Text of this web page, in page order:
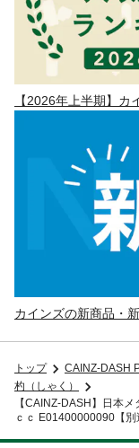
【2026年上半期】
カインズの新商品・
トップ CAINZ-DASH
杓（しゃく）
【CAINZ-DASH】日本
ｃｃ E01400000090【別